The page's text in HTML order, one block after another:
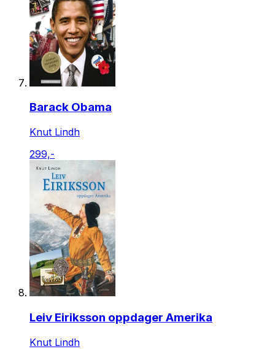
Barack Obama
Knut Lindh
299,-
Leiv Eiriksson oppdager Amerika
Knut Lindh